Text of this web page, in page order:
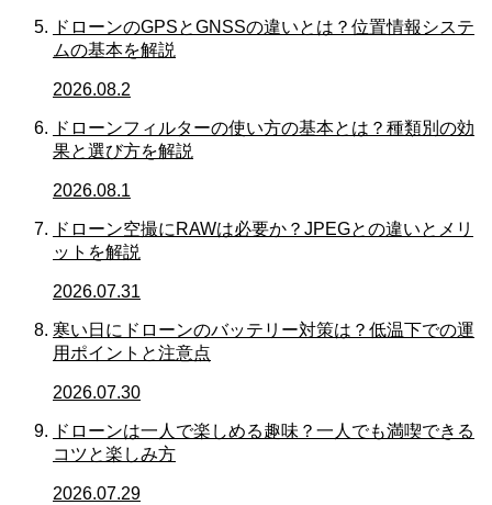
ドローンのGPSとGNSSの違いとは？位置情報システ
ムの基本を解説
2026.08.2
ドローンフィルターの使い方の基本とは？種類別の効
果と選び方を解説
2026.08.1
ドローン空撮にRAWは必要か？JPEGとの違いとメリ
ットを解説
2026.07.31
寒い日にドローンのバッテリー対策は？低温下での運
用ポイントと注意点
2026.07.30
ドローンは一人で楽しめる趣味？一人でも満喫できる
コツと楽しみ方
2026.07.29